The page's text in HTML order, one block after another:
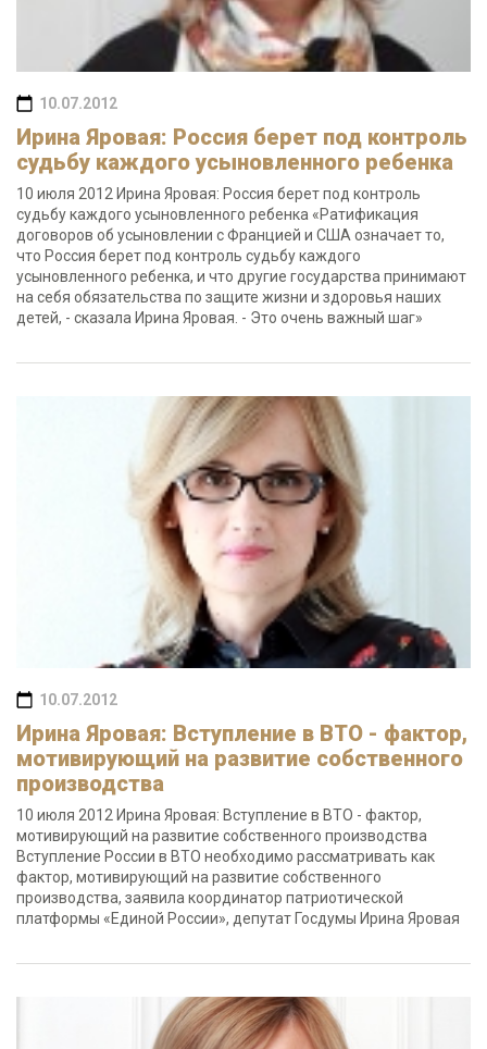
10.07.2012
Ирина Яровая: Россия берет под контроль
судьбу каждого усыновленного ребенка
10 июля 2012 Ирина Яровая: Россия берет под контроль
судьбу каждого усыновленного ребенка «Ратификация
договоров об усыновлении с Францией и США означает то,
что Россия берет под контроль судьбу каждого
усыновленного ребенка, и что другие государства принимают
на себя обязательства по защите жизни и здоровья наших
детей, - сказала Ирина Яровая. - Это очень важный шаг»
10.07.2012
Ирина Яровая: Вступление в ВТО - фактор,
мотивирующий на развитие собственного
производства
10 июля 2012 Ирина Яровая: Вступление в ВТО - фактор,
мотивирующий на развитие собственного производства
Вступление России в ВТО необходимо рассматривать как
фактор, мотивирующий на развитие собственного
производства, заявила координатор патриотической
платформы «Единой России», депутат Госдумы Ирина Яровая